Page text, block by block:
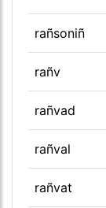
rañsoniñ
rañv
rañvad
rañval
rañvat